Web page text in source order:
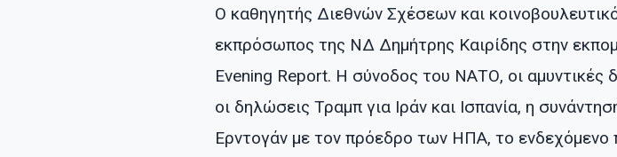
Ο καθηγητής Διεθνών Σχέσεων και
εκπρόσωπος της ΝΔ Δημήτρης Καιρίδης στην
Evening Report. Η σύνοδος του ΝΑΤΟ, οι αμυντικές
οι δηλώσεις Τραμπ για Ιράν και Ισπανία, η
Ερντογάν με τον πρόεδρο των ΗΠΑ, το